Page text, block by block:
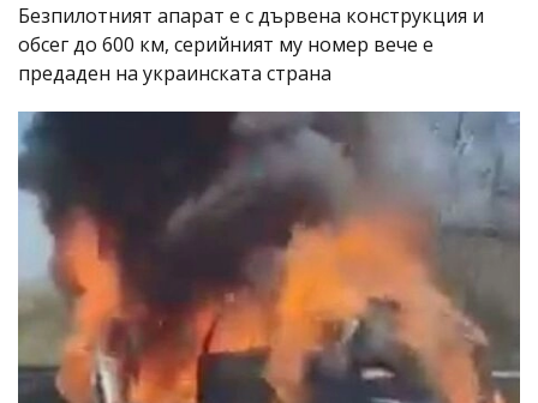
Безпилотният апарат е с дървена конструкция и
обсег до 600 км, серийният му номер вече е
предаден на украинската страна